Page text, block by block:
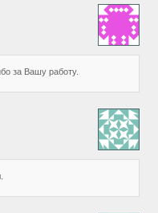
за Вашу работу.